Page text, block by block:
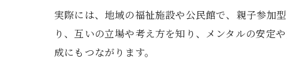
実際には、地域の福祉施設や公民館で、親子参加
り、互いの立場や考え方を知り、メンタルの安定
成にもつながります。